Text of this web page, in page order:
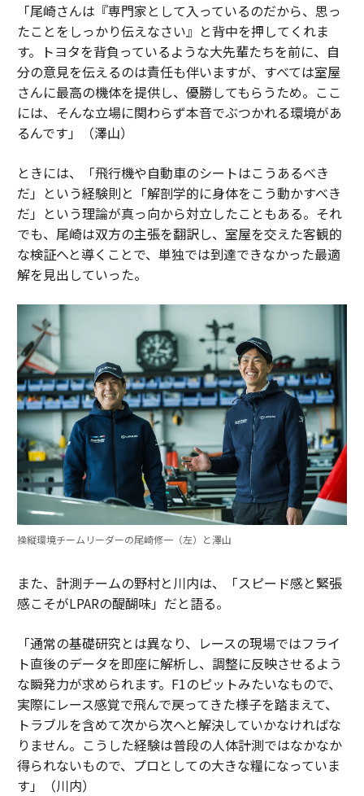
「尾崎さんは『専門家として入っているのだから、思っ
たことをしっかり伝えなさい』と背中を押してくれま
す。トヨタを背負っているような大先輩たちを前に、自
分の意見を伝えるのは責任も伴いますが、すべては室屋
さんに最高の機体を提供し、優勝してもらうため。ここ
には、そんな立場に関わらず本音でぶつかれる環境があ
るんです」（澤山）
ときには、「飛行機や自動車のシートはこうあるべき
だ」という経験則と「解剖学的に身体をこう動かすべき
だ」という理論が真っ向から対立したこともある。それ
でも、尾崎は双方の主張を翻訳し、室屋を交えた客観的
な検証へと導くことで、単独では到達できなかった最適
解を見出していった。
操縦環境チームリーダーの尾崎修一（左）と澤山
また、計測チームの野村と川内は、「スピード感と緊張
感こそがLPARの醍醐味」だと語る。
「通常の基礎研究とは異なり、レースの現場ではフライ
ト直後のデータを即座に解析し、調整に反映させるよう
な瞬発力が求められます。F1のピットみたいなもので、
実際にレース感覚で飛んで戻ってきた様子を踏まえて、
トラブルを含めて次から次へと解決していかなければな
りません。こうした経験は普段の人体計測ではなかなか
得られないもので、プロとしての大きな糧になっていま
す」（川内）